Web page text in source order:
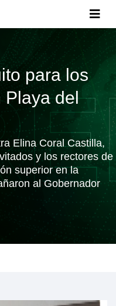
para los
Playa del
Elina Coral Castilla,
y los rectores de
superior en la
al Gobernador